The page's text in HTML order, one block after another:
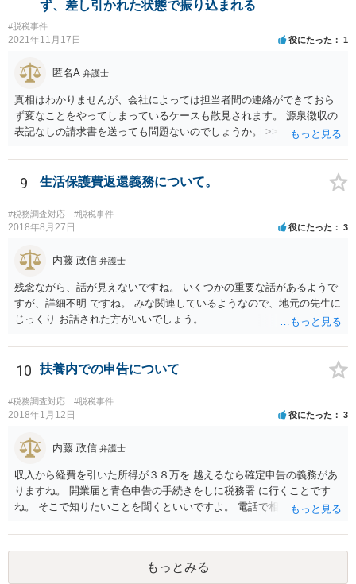
ず、差し引かれた状態で振り込まれる
#脱税事件
2021年11月17日 役にたった 1
匿名A 弁護士
真相はわかりませんが、会社によっては担当者間の連絡ができておら
ず変なことをやってしまっているケースも散見されます。 源泉徴収の
表記なしの請求書を送っても問題ないのでしょうか。 >>違法というこ
書の金額や記載と振込額がズレているのでややこしい瞬間は生じるよ
うに思いますが、間違えず記帳できるのであれば同じく問題はありま
にしっかりと確認してみても良いかもしれません。
9 生活保護費返還義務について。
#税務調査対応 #脱税事件
2018年8月27日 役にたった 3
内藤 政信 弁護士
残念ながら、話が見えないですね。 いくつかの重要な話があるようで
すが、詳細不明 ですね。 みな関連しているようなので、地元の先生に
じっくり お話された方がいいでしょう。
10 扶養内での申告について
#税務調査対応 #脱税事件
2018年1月12日 役にたった 3
内藤 政信 弁護士
収入から経費を引いた所得が３８万を 越えるなら確定申告の義務があ
りますね。 開業届と青色申告の手続きをしに税務署 に行くことです
ね。 そこで知りたいことを聞くといいですよ。 電話で相談にいくこと
もっとみる